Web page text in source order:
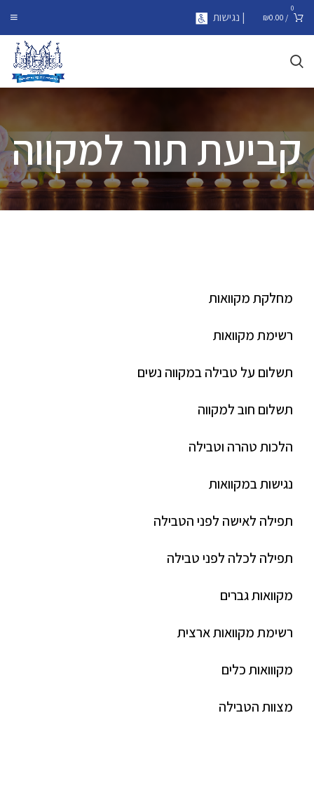
0
/
₪0.00 | נגישות
קביעת תור למקווה
מחלקת מקוואות
רשימת מקוואות
תשלום על טבילה במקווה נשים
תשלום חוב למקווה
הלכות טהרה וטבילה
נגישות במקוואות
תפילה לאישה לפני הטבילה
תפילה לכלה לפני טבילה
מקוואות גברים
רשימת מקוואות ארצית
מקווואות כלים
מצוות הטבילה